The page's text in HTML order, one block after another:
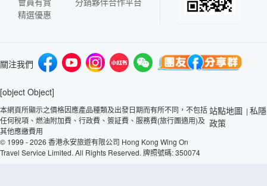
精選優惠
關注我們
[object Object]
本網頁所顯示之價格因應產品種類及出發日期而有所不同，不包括
任何稅項、燃油附加費、行政費、簽証費、服務費(旅行團適用)及
其他應繳費用
© 1999 - 2026 香港永安旅遊有限公司 Hong Kong Wing On
Travel Service Limited. All Rights Reserved. 牌照號碼: 350074
站點地圖 | 私隱
政策